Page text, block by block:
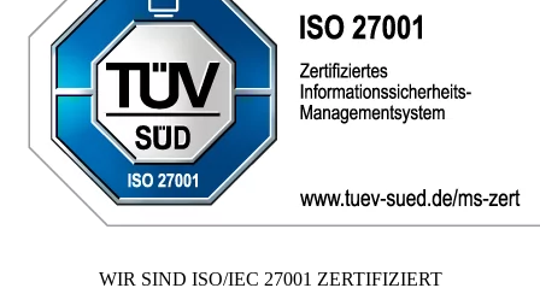
WIR SIND ISO/IEC 27001 ZERTIFIZIERT